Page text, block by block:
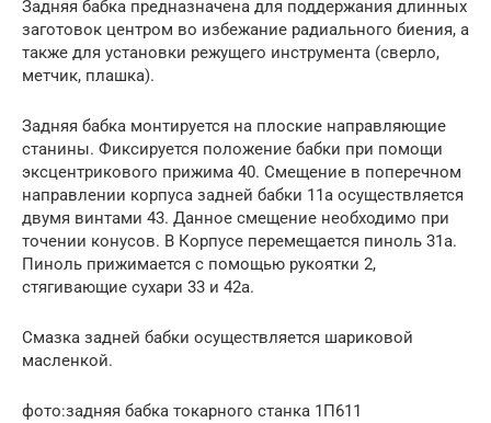
Задняя бабка предназначена для поддержания длинных
заготовок центром во избежание радиального биения, а
также для установки режущего инструмента (сверло,
метчик, плашка).
Задняя бабка монтируется на плоские направляющие
станины. Фиксируется положение бабки при помощи
эксцентрикового прижима 40. Смещение в поперечном
направлении корпуса задней бабки 11а осуществляется
двумя винтами 43. Данное смещение необходимо при
точении конусов. В Корпусе перемещается пиноль 31а.
Пиноль прижимается с помощью рукоятки 2,
стягивающие сухари 33 и 42а.
Смазка задней бабки осуществляется шариковой
масленкой.
фото:задняя бабка токарного станка 1П611